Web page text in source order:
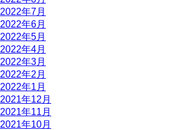
2022年7月
2022年6月
2022年5月
2022年4月
2022年3月
2022年2月
2022年1月
2021年12月
2021年11月
2021年10月